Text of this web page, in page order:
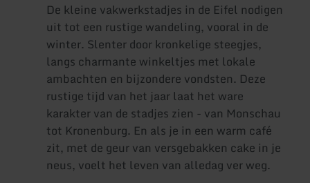
De kleine vakwerkstadjes in de Eifel nodigen
uit tot een rustige wandeling, vooral in de
winter. Slenter door kronkelige steegjes,
langs charmante winkeltjes met lokale
ambachten en bijzondere vondsten. Deze
rustige tijd van het jaar laat het ware
karakter van de stadjes zien - van Monschau
tot Kronenburg. En als je in een warm café
zit, met de geur van versgebakken cake in je
neus, voelt het leven van alledag ver weg.